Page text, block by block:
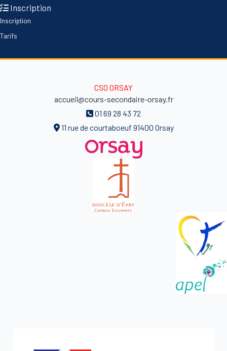
Inscription
Inscription
Tarifs
CSO ORSAY
accueil@cours-secondaire-orsay.fr
01 69 28 43 72
11 rue de courtaboeuf 91400 Orsay